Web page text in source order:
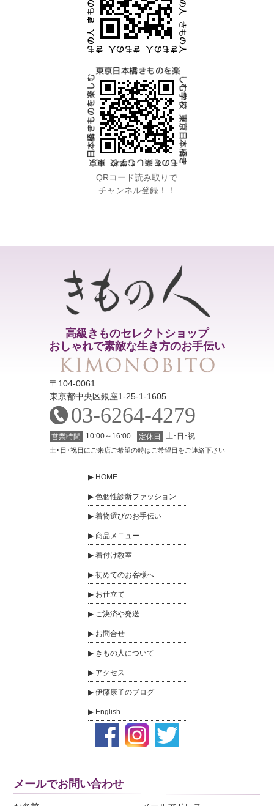
QRコード読み取りで
チャンネル登録！！
高級きものセレクトショップ
おしゃれで素敵な生き方のお手伝い
〒104-0061
東京都中央区銀座1-25-1-1605
03-6264-4279
営業時間 10:00～16:00 定休日 土･日･祝
土･日･祝日にご来店ご希望の時はご希望日をご連絡下さい
HOME
色個性診断ファッション
着物選びのお手伝い
商品メニュー
着付け教室
初めてのお客様へ
お仕立て
ご決済や発送
お問合せ
きもの人について
アクセス
伊藤康子のブログ
English
メールでお問い合わせ